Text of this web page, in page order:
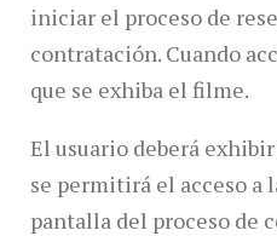
iniciar el proceso de
contratación. Cuando
que se exhiba el filme.
El usuario deberá
se permitirá el acceso a
pantalla del proceso de